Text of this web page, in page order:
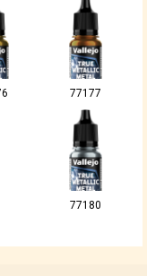
77177
77180